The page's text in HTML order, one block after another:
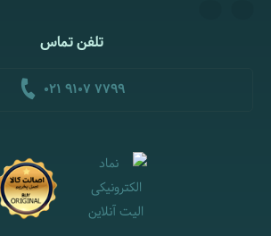
تلفن تماس
021 9107 7799